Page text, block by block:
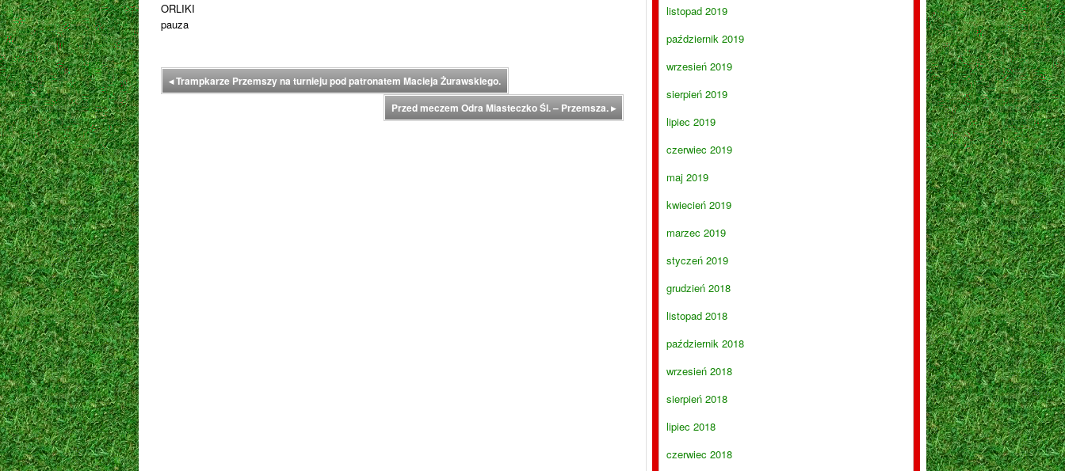
ORLIKI
pauza
◂Trampkarze Przemszy na turnieju pod patronatem Macieja Żurawskiego.
Przed meczem Odra Miasteczko Śl. – Przemsza.▸
listopad 2019
październik 2019
wrzesień 2019
sierpień 2019
lipiec 2019
czerwiec 2019
maj 2019
kwiecień 2019
marzec 2019
styczeń 2019
grudzień 2018
listopad 2018
październik 2018
wrzesień 2018
sierpień 2018
lipiec 2018
czerwiec 2018